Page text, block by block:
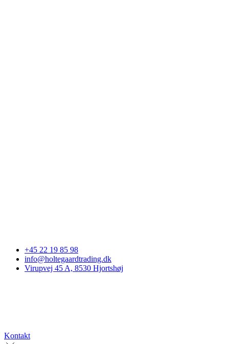
+45 22 19 85 98
info@holtegaardtrading.dk
Virupvej 45 A, 8530 Hjortshøj
Kontakt